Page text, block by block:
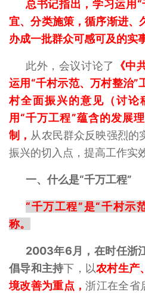
总书记指出，学习运用
宜、分类施策，循序渐进、
办成一批群众可感可及的实事
此外，会议讨论了
《中
运用“千村示范、万村整治”
村全面振兴的意见（讨论
用“千万工程”蕴含的发展
制， 从农民群众反映强烈的
振兴的切入点，提高工作实效
一、什么是“千万工程”
“千万工程”是“千村示
称。
2003年6月，在时任浙
倡导和主持下，以农村生产
境改善为重点，浙江在全省